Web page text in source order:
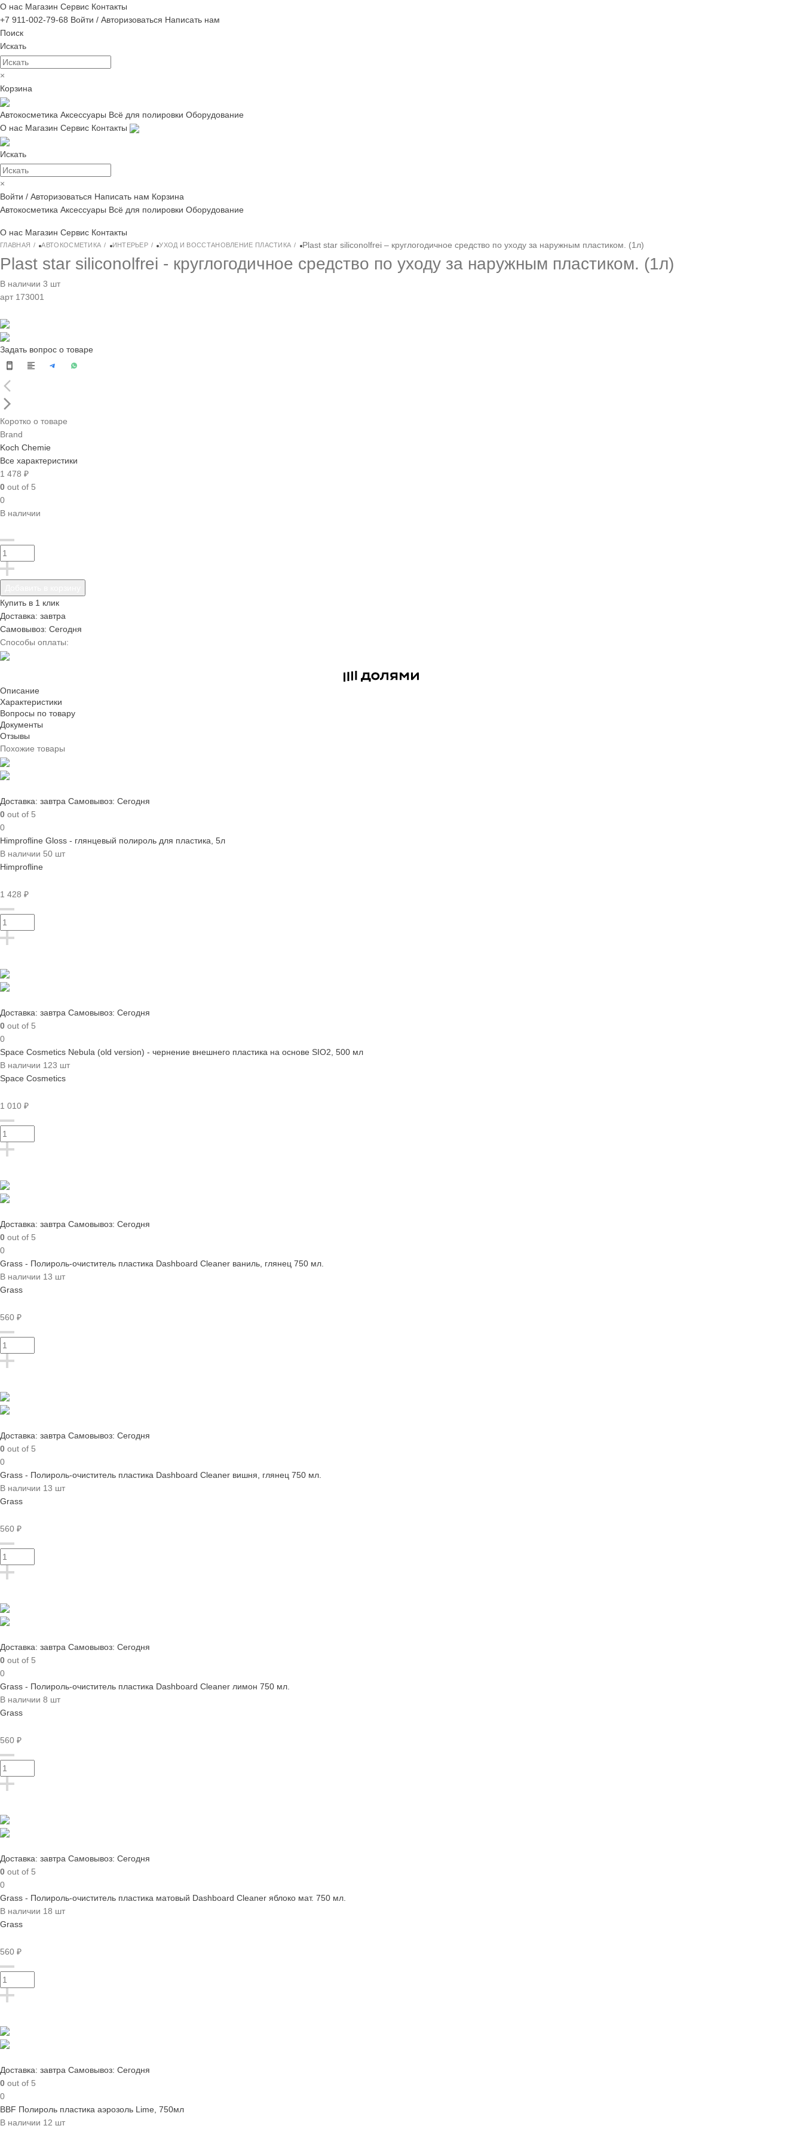
О нас Магазин Сервис Контакты
+7 911-002-79-68 Войти / Авторизоваться Написать нам
Поиск
Искать
×
Корзина
Автокосметика Аксессуары Всё для полировки Оборудование
О нас Магазин Сервис Контакты
Искать
×
Войти / Авторизоваться Написать нам Корзина
Автокосметика Аксессуары Всё для полировки Оборудование
О нас Магазин Сервис Контакты
ГЛАВНАЯ АВТОКОСМЕТИКА ИНТЕРЬЕР УХОД И ВОССТАНОВЛЕНИЕ ПЛАСТИКА Plast star siliconolfrei – круглогодичное средство по уходу за наружным пластиком. (1л)
Plast star siliconolfrei - круглогодичное средство по уходу за наружным пластиком. (1л)
В наличии 3 шт
арт 173001
Задать вопрос о товаре
Коротко о товаре
Brand
Koch Chemie
Все характеристики
1 478 ₽
0 out of 5
0
В наличии
Купить в 1 клик
Доставка: завтра
Самовывоз: Сегодня
Способы оплаты:
Описание
Характеристики
Вопросы по товару
Документы
Отзывы
Похожие товары
Доставка: завтра Самовывоз: Сегодня
0 out of 5
0
Himprofline Gloss - глянцевый полироль для пластика, 5л
В наличии 50 шт
Himprofline
1 428 ₽
Доставка: завтра Самовывоз: Сегодня
0 out of 5
0
Space Cosmetics Nebula (old version) - чернение внешнего пластика на основе SIO2, 500 мл
В наличии 123 шт
Space Cosmetics
1 010 ₽
Доставка: завтра Самовывоз: Сегодня
0 out of 5
0
Grass - Полироль-очиститель пластика Dashboard Cleaner ваниль, глянец 750 мл.
В наличии 13 шт
Grass
560 ₽
Доставка: завтра Самовывоз: Сегодня
0 out of 5
0
Grass - Полироль-очиститель пластика Dashboard Cleaner вишня, глянец 750 мл.
В наличии 13 шт
Grass
560 ₽
Доставка: завтра Самовывоз: Сегодня
0 out of 5
0
Grass - Полироль-очиститель пластика Dashboard Cleaner лимон 750 мл.
В наличии 8 шт
Grass
560 ₽
Доставка: завтра Самовывоз: Сегодня
0 out of 5
0
Grass - Полироль-очиститель пластика матовый Dashboard Cleaner яблоко мат. 750 мл.
В наличии 18 шт
Grass
560 ₽
Доставка: завтра Самовывоз: Сегодня
0 out of 5
0
BBF Полироль пластика аэрозоль Lime, 750мл
В наличии 12 шт